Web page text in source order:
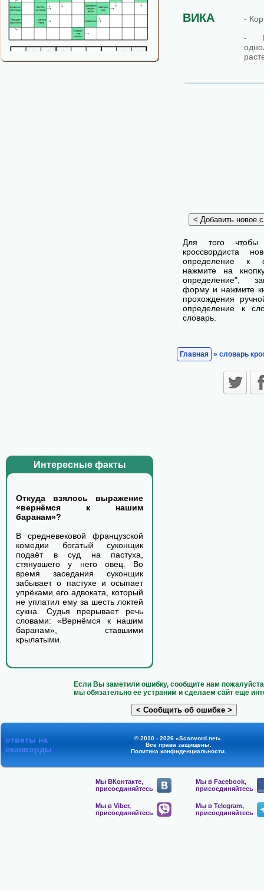
Интересные факты
Откуда взялось выражение
«вернёмся к нашим
баранам»?
В средневековой французской
комедии богатый суконщик
подаёт в суд на пастуха,
стянувшего у него овец. Во
время заседания суконщик
забывает о пастухе и осыпает
упрёками его адвоката, который
не уплатил ему за шесть локтей
сукна. Судья прерывает речь
словами: «Вернёмся к нашим
баранам», ставшими
крылатыми.
ВИКА
-
-
Для того чтобы
кроссвордиста
определение к
нажмите на
определение",
форму и нажмите
прохождения
определение к
словарь.
Главная » словарь
Если Вы заметили ошибку, сообщите нам
мы обязательно ее устраним и сделаем сайт еще
ответы на
сканворды
© 2010 - 2026 «Scanvord.net».
Все права защищены.
Политика конфиденциальности.
Мы ВКонтакте,
присоединяйтесь
Мы в Facebook,
присоединяйтесь
Мы в Viber,
присоединяйтесь
Мы в Telegram,
присоединяйтесь